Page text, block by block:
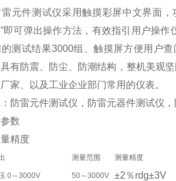
雷元件测试仪采用触摸彩屏中文界面
即可弹出操作方法，有效指引用户操
的测试结果3000组、触摸屏方便用户
有防震、防尘、防潮结构，整机美观
家、以及工业企业部门常用的仪表。
防雷元件测试仪，防雷元器件测试仪
数
精度
测量范围 测量精度
0～3000V 50～3000V ±2％rdg±3V